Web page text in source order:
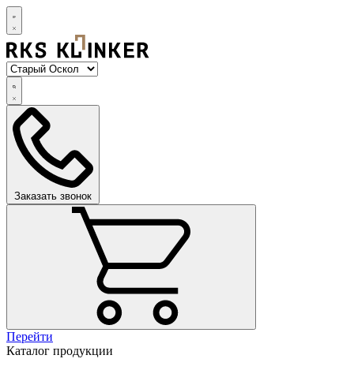
Заказать звонок
Перейти
Каталог продукции